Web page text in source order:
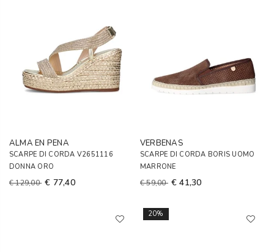
ALMA EN PENA
SCARPE DI CORDA V2651116
DONNA ORO
€ 129,00 € 77,40
VERBENAS
SCARPE DI CORDA BORIS UOMO
MARRONE
€ 59,00 € 41,30
20%